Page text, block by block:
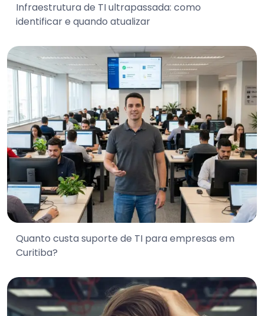
Infraestrutura de TI ultrapassada: como
identificar e quando atualizar
Quanto custa suporte de TI para empresas em
Curitiba?